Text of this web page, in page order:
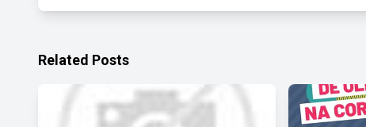
Related Posts